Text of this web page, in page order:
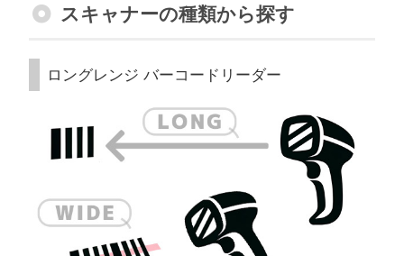
スキャナーの種類から探す
ロングレンジ バーコードリーダー